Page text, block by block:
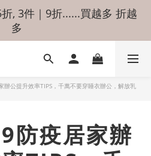
, 3件｜9折......買越多 折越
多
辦公提升效率TIPS，千萬不要穿睡衣辦公，解放乳
防疫居家辦